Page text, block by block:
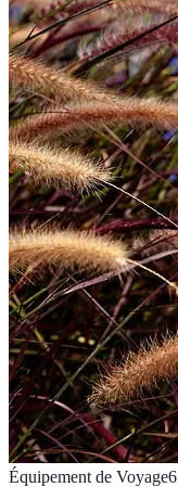
Équipement de Voyage6